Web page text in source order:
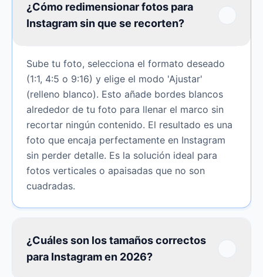
¿Cómo redimensionar fotos para
Instagram sin que se recorten?
Sube tu foto, selecciona el formato deseado
(1:1, 4:5 o 9:16) y elige el modo 'Ajustar'
(relleno blanco). Esto añade bordes blancos
alrededor de tu foto para llenar el marco sin
recortar ningún contenido. El resultado es una
foto que encaja perfectamente en Instagram
sin perder detalle. Es la solución ideal para
fotos verticales o apaisadas que no son
cuadradas.
¿Cuáles son los tamaños correctos
para Instagram en 2026?